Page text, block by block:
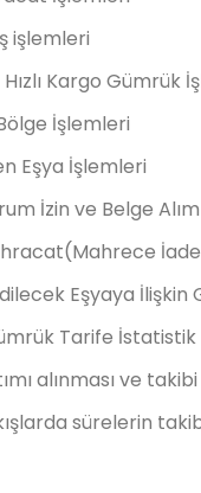
işlemleri
Kargo Gümrük
İşlemleri
Eşya İşlemleri
İzin ve Belge
Eşyaya İlişkin
Tarife
alınması ve takibi
sürelerin